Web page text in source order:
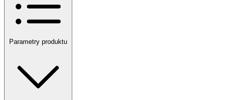
Parametry produktu